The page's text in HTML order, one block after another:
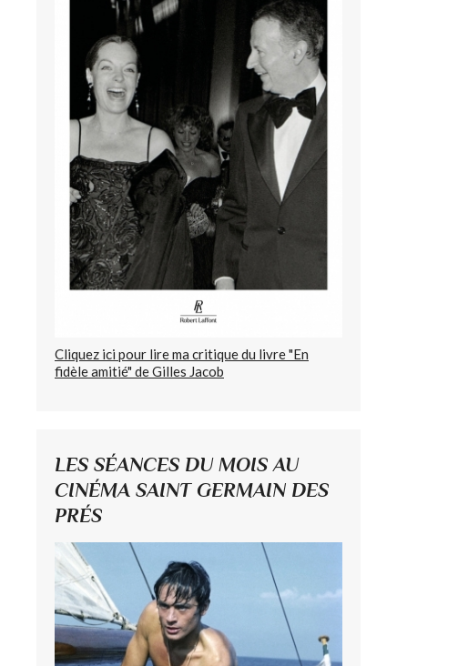
Cliquez ici pour lire ma critique du livre "En
fidèle amitié" de Gilles Jacob
LES SÉANCES DU MOIS AU
CINÉMA SAINT GERMAIN DES
PRÉS